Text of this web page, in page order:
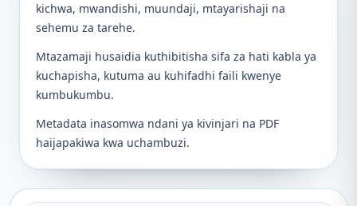
kichwa, mwandishi, muundaji, mtayarishaji na
sehemu za tarehe.
Mtazamaji husaidia kuthibitisha sifa za hati kabla ya
kuchapisha, kutuma au kuhifadhi faili kwenye
kumbukumbu.
Metadata inasomwa ndani ya kivinjari na PDF
haijapakiwa kwa uchambuzi.